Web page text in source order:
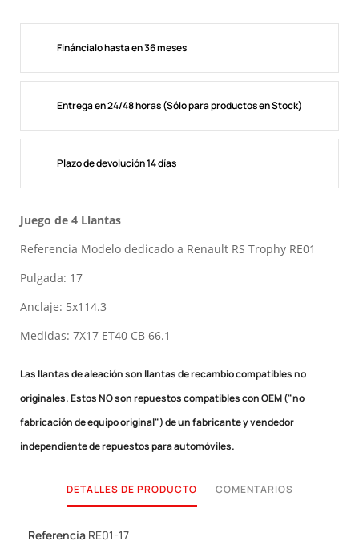
Fináncialo hasta en 36 meses
Entrega en 24/48 horas (Sólo para productos en Stock)
Plazo de devolución 14 días
Juego de 4 Llantas
Referencia Modelo dedicado a Renault RS Trophy RE01
Pulgada: 17
Anclaje: 5x114.3
Medidas: 7X17 ET40 CB 66.1
Las llantas de aleación son llantas de recambio compatibles no
originales.Estos NO son repuestos compatibles con OEM ("no
fabricación de equipo original") de un fabricante y vendedor
independiente de repuestos para automóviles.
DETALLES DE PRODUCTO COMENTARIOS
Referencia RE01-17